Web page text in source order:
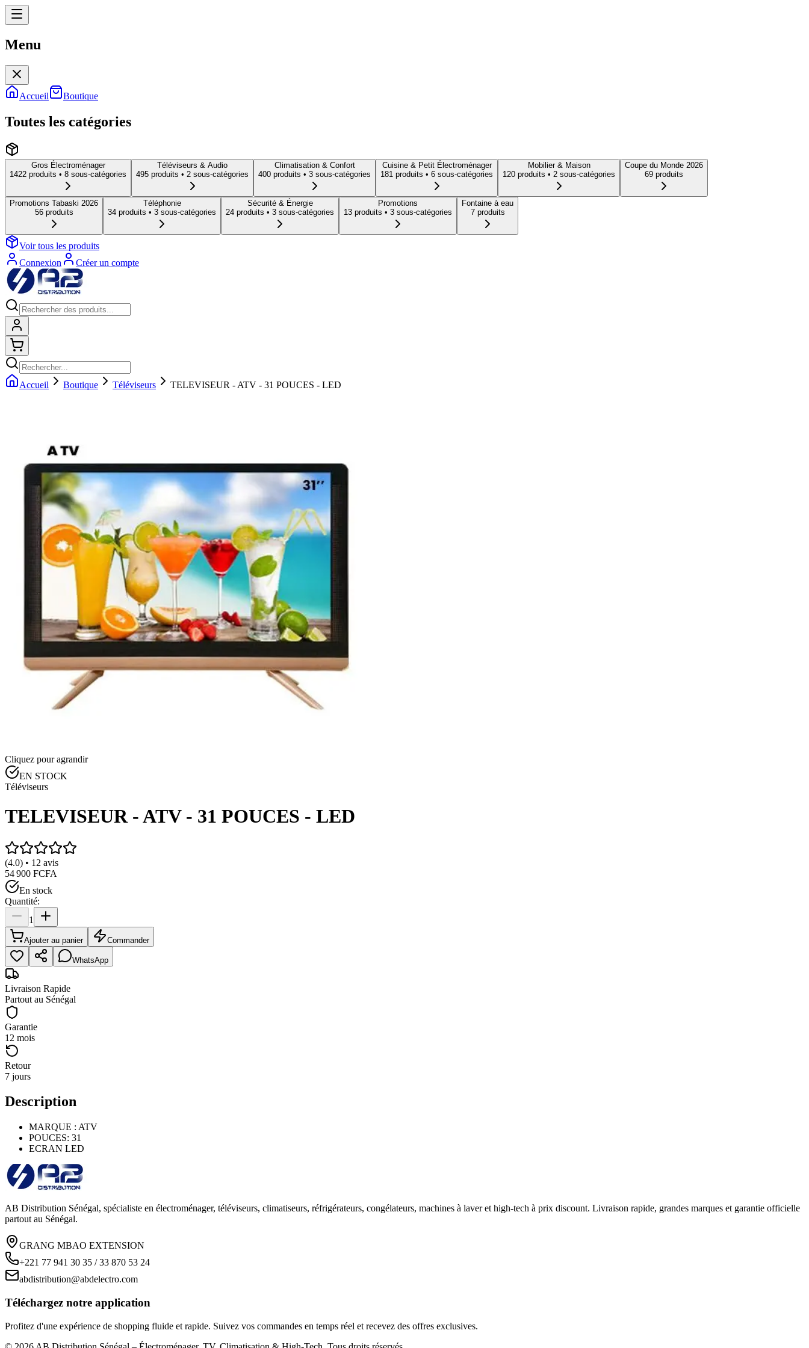
Menu
Accueil Boutique
Toutes les catégories
Gros Électroménager
1422 produits • 8 sous-catégories
Téléviseurs & Audio
495 produits • 2 sous-catégories
Climatisation & Confort
400 produits • 3 sous-catégories
Cuisine & Petit Électroménager
181 produits • 6 sous-catégories
Mobilier & Maison
120 produits • 2 sous-catégories
Coupe du Monde 2026
69 produits
Promotions Tabaski 2026
56produits
Téléphonie
34 produits • 3 sous-catégories
Sécurité & Énergie
24 produits • 3 sous-catégories
Promotions
13 produits • 3 sous-catégories
Fontaine à eau
7produits
Voir tous les produits
Connexion
Créer un compte
Accueil Boutique Téléviseurs TELEVISEUR - ATV - 31 POUCES - LED
Cliquez pour agrandir
EN STOCK
Téléviseurs
TELEVISEUR - ATV - 31 POUCES - LED
(4.0) • 12 avis
54 900 FCFA
En stock
Quantité:
1
Ajouter au panier Commander
WhatsApp
Livraison Rapide
Partout au Sénégal
Garantie
12 mois
Retour
7 jours
Description
MARQUE : ATV
POUCES: 31
ECRAN LED
AB Distribution Sénégal, spécialiste en électroménager, téléviseurs, climatiseurs, réfrigérateurs, congélateurs, machines à laver et high-tech à prix discount. Livraison rapide, grandes marques et garantie officielle
partout au Sénégal.
GRANG MBAO EXTENSION
+221 77 941 30 35 / 33 870 53 24
abdistribution@abdelectro.com
Téléchargez notre application
Profitez d'une expérience de shopping fluide et rapide. Suivez vos commandes en temps réel et recevez des offres exclusives.